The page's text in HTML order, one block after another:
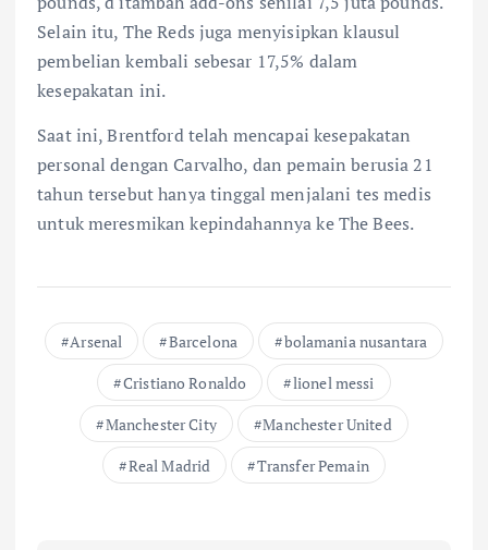
Selain itu, The Reds juga menyisipkan klausul
pembelian kembali sebesar 17,5% dalam
kesepakatan ini.
Saat ini, Brentford telah mencapai kesepakatan
personal dengan Carvalho, dan pemain berusia 21
tahun tersebut hanya tinggal menjalani tes medis
untuk meresmikan kepindahannya ke The Bees.
Arsenal Barcelona
bolamania nusantara
Cristiano Ronaldo
lionel messi
Manchester City
Manchester United
Real Madrid
Transfer Pemain